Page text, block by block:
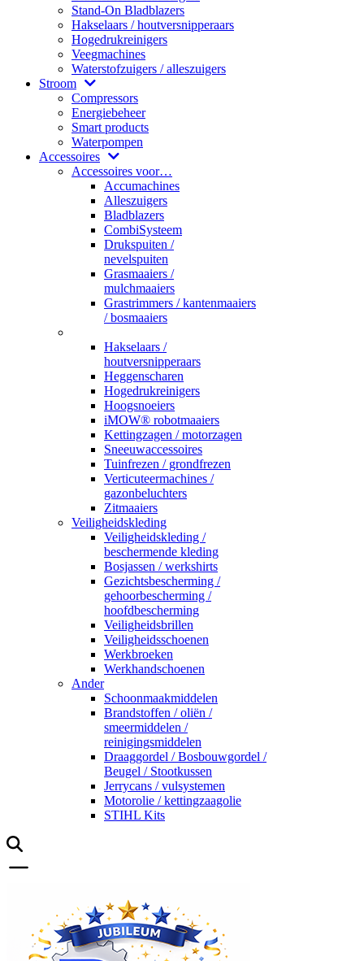
Stand-On Bladblazers
Hakselaars / houtversnipperaars
Hogedrukreinigers
Veegmachines
Waterstofzuigers / alleszuigers
Stroom
Compressors
Energiebeheer
Smart products
Waterpompen
Accessoires
Accessoires voor…
Accumachines
Alleszuigers
Bladblazers
CombiSysteem
Drukspuiten /
nevelspuiten
Grasmaaiers /
mulchmaaiers
Grastrimmers / kantenmaaiers
/ bosmaaiers
Hakselaars /
houtversnipperaars
Heggenscharen
Hogedrukreinigers
Hoogsnoeiers
iMOW® robotmaaiers
Kettingzagen / motorzagen
Sneeuwaccessoires
Tuinfrezen / grondfrezen
Verticuteermachines /
gazonbeluchters
Zitmaaiers
Veiligheidskleding
Veiligheidskleding /
beschermende kleding
Bosjassen / werkshirts
Gezichtsbescherming /
gehoorbescherming /
hoofdbescherming
Veiligheidsbrillen
Veiligheidsschoenen
Werkbroeken
Werkhandschoenen
Ander
Schoonmaakmiddelen
Brandstoffen / oliën /
smeermiddelen /
reinigingsmiddelen
Draaggordel / Bosbouwgordel /
Beugel / Stootkussen
Jerrycans / vulsystemen
Motorolie / kettingzaagolie
STIHL Kits